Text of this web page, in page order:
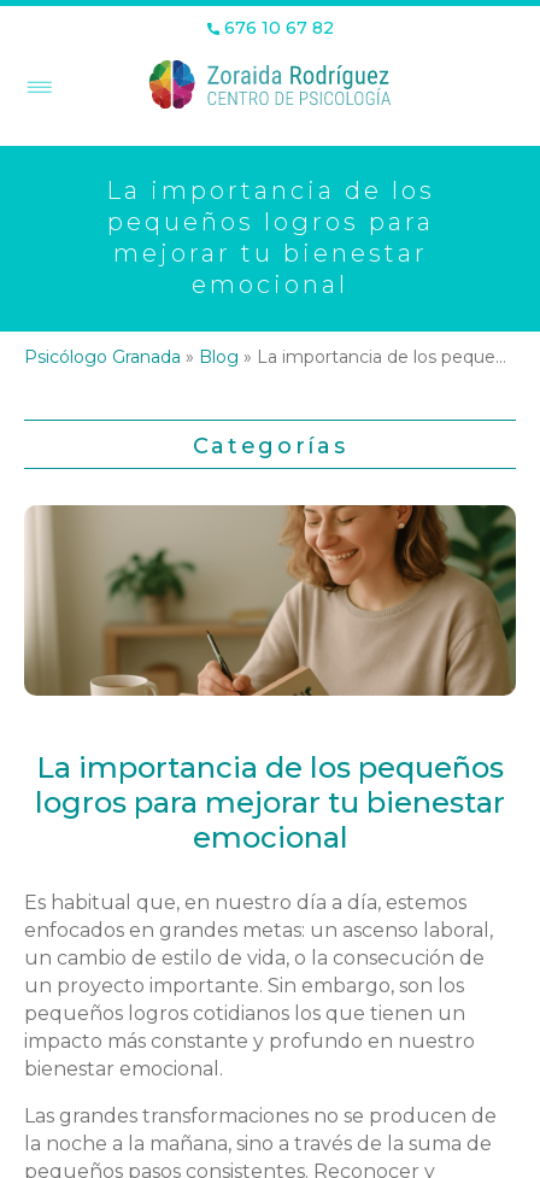
676 10 67 82
La importancia de los
pequeños logros para
mejorar tu bienestar
emocional
Psicólogo Granada » Blog » La importancia de los pequeños logros para mejorar tu bienestar emocional
Categorías
La importancia de los pequeños
logros para mejorar tu bienestar
emocional
Es habitual que, en nuestro día a día, estemos
enfocados en grandes metas: un ascenso laboral,
un cambio de estilo de vida, o la consecución de
un proyecto importante. Sin embargo, son los
pequeños logros cotidianos los que tienen un
impacto más constante y profundo en nuestro
bienestar emocional.
Las grandes transformaciones no se producen de
la noche a la mañana, sino a través de la suma de
pequeños pasos consistentes. Reconocer y